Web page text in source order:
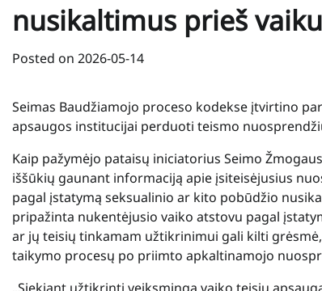
nusikaltimus prieš
Posted on 2026-05-14
Seimas Baudžiamojo proceso kodekse įtvirtino
apsaugos institucijai perduoti teismo
Kaip pažymėjo pataisų iniciatorius Seimo
iššūkių gaunant informaciją apie įsiteisėjusius
pagal įstatymą seksualinio ar kito pobūdžio
pripažinta nukentėjusio vaiko atstovu pagal
ar jų teisių tinkamam užtikrinimui gali kilti
taikymo procesų po priimto apkaltinamojo